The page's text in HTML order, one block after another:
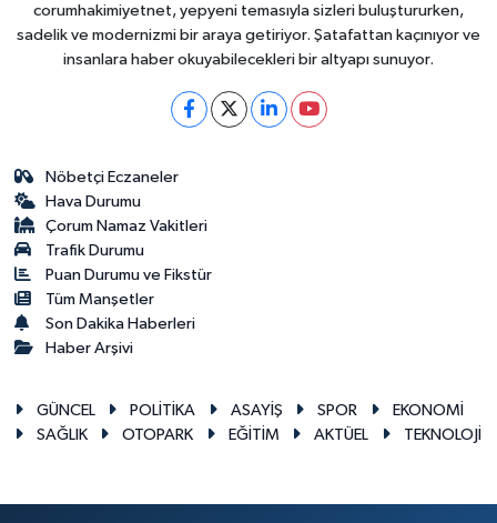
corumhakimiyetnet, yepyeni temasıyla sizleri buluştururken,
sadelik ve modernizmi bir araya getiriyor. Şatafattan kaçınıyor ve
insanlara haber okuyabilecekleri bir altyapı sunuyor.
Nöbetçi Eczaneler
Hava Durumu
Çorum Namaz Vakitleri
Trafik Durumu
Puan Durumu ve Fikstür
Tüm Manşetler
Son Dakika Haberleri
Haber Arşivi
GÜNCEL POLİTİKA ASAYİŞ SPOR
EKONOMİ
SAĞLIK
OTOPARK EĞİTİM AKTÜEL TEKNOLOJİ